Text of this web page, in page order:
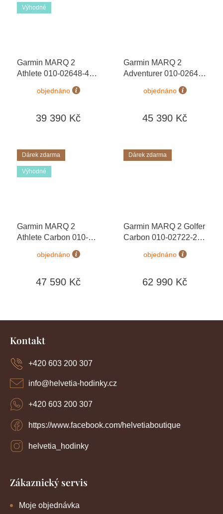
Výhodné
Garmin MARQ 2
Athlete 010-02648-41
+ dárkový
poukaz v hodnotě 1000
objednáno
39 390 Kč
Garmin MARQ 2
Adventurer 010-02648-
31 Premium + náhradní
řemínek+ dárkový
objednáno
45 390 Kč
Dárek zdarma
Výhodné
Garmin MARQ 2
Athlete Carbon 010-
02722-11 Premium +
snímač srdečního tepu
hodnotě 1000 Kč
objednáno
47 590 Kč
Dárek zdarma
Garmin MARQ 2 Golfer
Carbon 010-02722-21
Premium + náhradní
řemínek a snímače
poukaz v hodnotě 1000
objednáno
62 990 Kč
Z
Kontakt
info@helvetia-hodinky.cz
+420 603 200 307
https://www.facebook.com/helvetiaboutique
helvetia_hodinky
+420 603 200 307
Zákaznický servis
Moje objednávka